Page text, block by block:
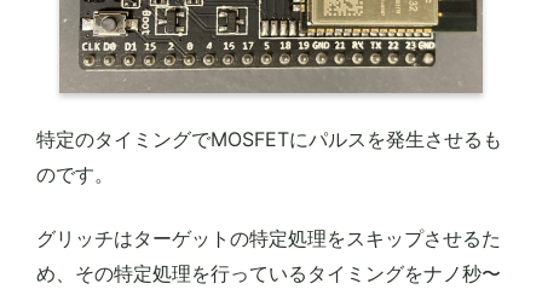
特定のタイミングでMOSFETにパルスを発生させるも
のです。
グリッチはターゲットの特定処理をスキップさせるた
め、その特定処理を行っているタイミングをナノ秒〜